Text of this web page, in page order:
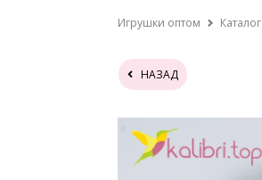
Игрушки оптом Каталог
НАЗАД